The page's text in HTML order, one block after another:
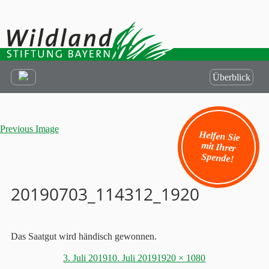
Helfen Sie
mit Ihrer
Spende!
Überblick
Previous Image
20190703_114312_1920
Das Saatgut wird händisch gewonnen.
Posted
3. Juli 201910. Juli 2019Full
1920 × 1080